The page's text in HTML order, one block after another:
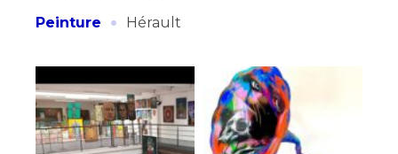
Peinture
· Hérault